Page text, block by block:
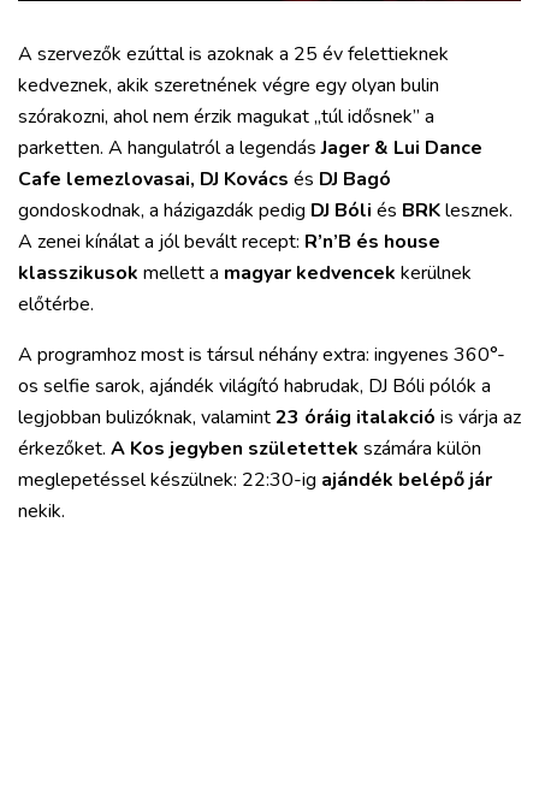
A szervezők ezúttal is azoknak a 25 év felettieknek
kedveznek, akik szeretnének végre egy olyan bulin
szórakozni, ahol nem érzik magukat „túl idősnek” a
parketten. A hangulatról a legendásJager & Lui Dance
Cafe lemezlovasai, DJ Kovács és DJ Bagó
gondoskodnak, a házigazdák pedig DJ Bóli és BRKlesznek.
A zenei kínálat a jól bevált recept: R’n’B és house
klasszikusok mellett a magyar kedvencek kerülnek
előtérbe.
A programhoz most is társul néhány extra: ingyenes 360°-
os selfie sarok, ajándék világító habrudak, DJ Bóli pólók a
legjobban bulizóknak, valamint23 óráig italakció is várja az
érkezőket. A Kos jegyben születettek számára külön
meglepetéssel készülnek: 22:30-ig ajándék belépő jár
nekik.